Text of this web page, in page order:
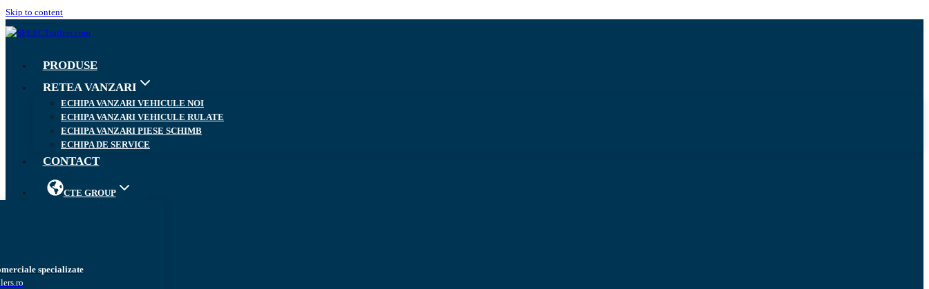
Skip to content
PRODUSE
RETEA VANZARI
ECHIPA VANZARI VEHICULE NOI
ECHIPA VANZARI VEHICULE RULATE
ECHIPA VANZARI PIESE SCHIMB
ECHIPA DE SERVICE
CONTACT
CTE GROUP
specializate